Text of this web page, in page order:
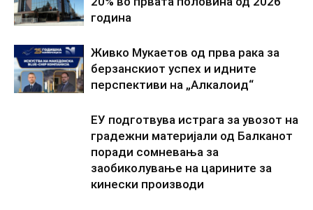
година
Живко Мукаетов од прва рака за
берзанскиот успех и идните
перспективи на „Алкалоид“
ЕУ подготвува истрага за увозот на
градежни материјали од Балканот
поради сомневања за
заобиколување на царините за
кинески производи